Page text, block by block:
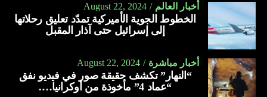
أخبار العالم August 22, 2024
الخطوط الجوية الأميركية تمدّد تعليق رحلاتها
إلى إسرائيل حتى آذار المقبل
أخبار مباشرة August 22, 2024
“النهار” تكشف حقيقة صور في فيديو نفق
“عماد 4” مأخوذة من أوكرانيا….